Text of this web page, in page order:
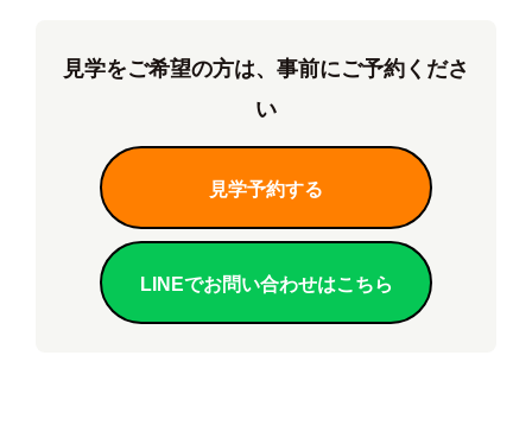
見学をご希望の方は、事前にご予約くださ
い
見学予約する
LINEでお問い合わせはこちら